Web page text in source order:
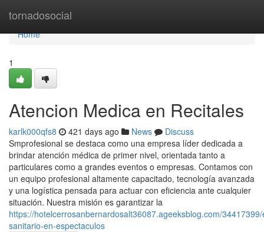
tornadosocial
Home
Home
1
Atencion Medica en Recitales
karlk000qfs8 421 days ago News
Discuss
Smprofesional se destaca como una empresa líder dedicada a
brindar atención médica de primer nivel, orientada tanto a
particulares como a grandes eventos o empresas. Contamos con
un equipo profesional altamente capacitado, tecnología avanzada
y una logística pensada para actuar con eficiencia ante cualquier
situación. Nuestra misión es garantizar la
https://hotelcerrosanbernardosalt36087.ageeksblog.com/
sanitario-en-espectaculos